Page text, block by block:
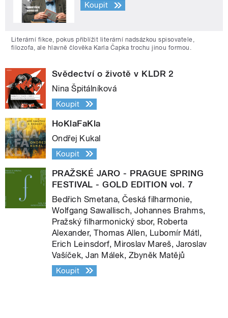
Koupit
Literární fikce, pokus přiblížit literární nadsázkou spisovatele,
filozofa, ale hlavně člověka Karla Čapka trochu jinou formou.
Svědectví o životě v KLDR 2
Nina Špitálníková
Koupit
HoKlaFaKla
Ondřej Kukal
Koupit
PRAŽSKÉ JARO - PRAGUE SPRING
FESTIVAL - GOLD EDITION vol. 7
Bedřich Smetana, Česká filharmonie,
Wolfgang Sawallisch, Johannes Brahms,
Pražský filharmonický sbor, Roberta
Alexander, Thomas Allen, Lubomír Mátl,
Erich Leinsdorf, Miroslav Mareš, Jaroslav
Vašíček, Jan Málek, Zbyněk Matějů
Koupit